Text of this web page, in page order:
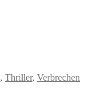
, Thriller, Verbrechen